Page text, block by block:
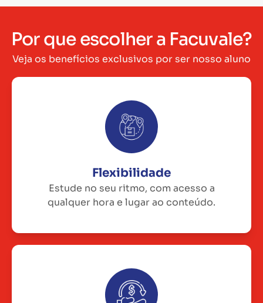
Por que escolher a Facuvale?
Veja os benefícios exclusivos por ser nosso aluno
Flexibilidade
Estude no seu ritmo, com acesso a
qualquer hora e lugar ao conteúdo.